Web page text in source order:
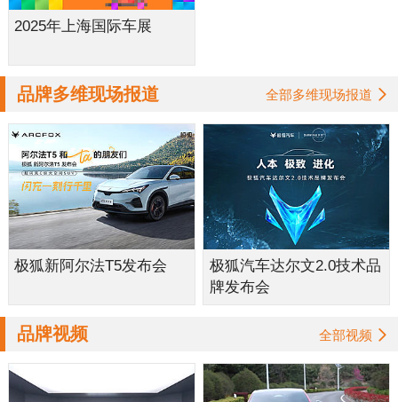
2025年上海国际车展
品牌多维现场报道 全部多维现场报道
极狐新阿尔法T5发布会
极狐汽车达尔文2.0技术品
牌发布会
品牌视频 全部视频